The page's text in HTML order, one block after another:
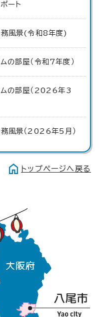
ート
風景(令和8年度)
の部屋（令和7年度）
の部屋（2026年3
風景（2026年5月）
トップページへ戻る